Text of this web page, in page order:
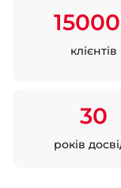
клієнтів
30
років